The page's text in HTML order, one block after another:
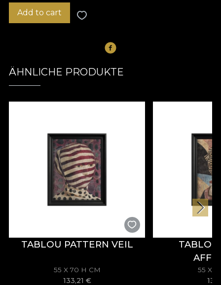
Add to cart
ÄHNLICHE PRODUKTE
TABLOU PATTERN VEIL
55 X 70 H CM
133,21 €
55 X